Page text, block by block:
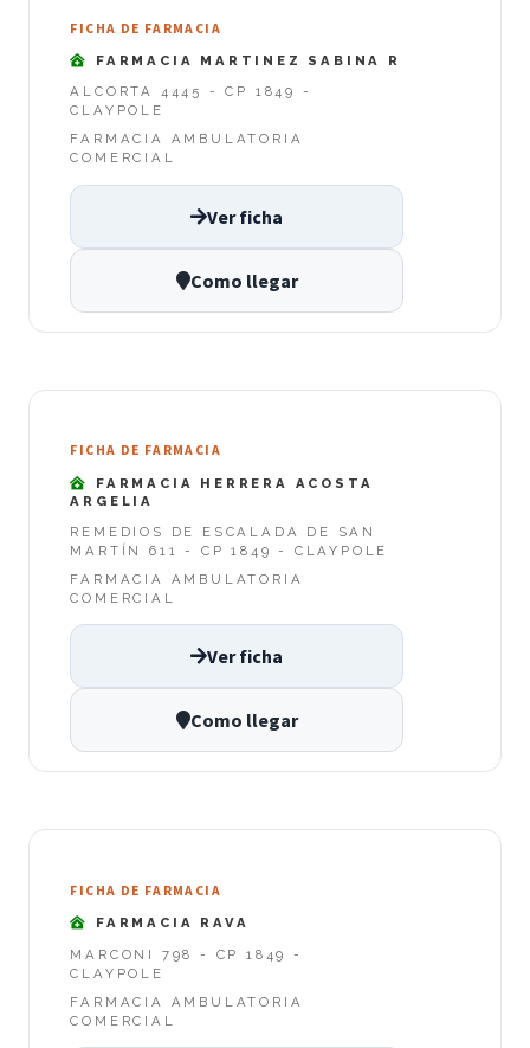
FICHA DE FARMACIA
FARMACIA MARTINEZ SABINA R
ALCORTA 4445 - CP 1849 -
CLAYPOLE
FARMACIA AMBULATORIA
COMERCIAL
Ver ficha
Como llegar
FICHA DE FARMACIA
FARMACIA HERRERA ACOSTA
ARGELIA
REMEDIOS DE ESCALADA DE SAN
MARTÍN 611 - CP 1849 - CLAYPOLE
FARMACIA AMBULATORIA
COMERCIAL
Ver ficha
Como llegar
FICHA DE FARMACIA
FARMACIA RAVA
MARCONI 798 - CP 1849 -
CLAYPOLE
FARMACIA AMBULATORIA
COMERCIAL